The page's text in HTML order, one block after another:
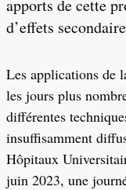
apports de cette
d’effets
Les applications de
les jours plus
différentes
insuffisamment
Hôpitaux
juin 2023, une